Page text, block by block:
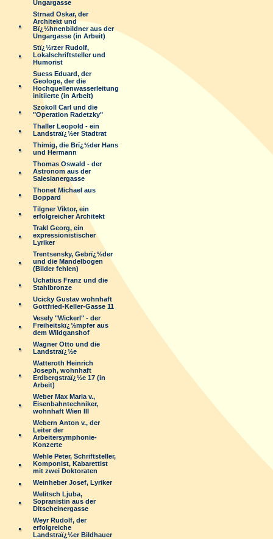
Ungargasse
Strnad Oskar, der
Architekt und
Bï¿½hnenbildner aus der
Ungargasse (in Arbeit)
Stï¿½rzer Rudolf,
Lokalschriftsteller und
Humorist
Suess Eduard, der
Geologe, der die
Hochquellenwasserleitung
initiierte (in Arbeit)
Szokoll Carl und die
"Operation Radetzky"
Thaller Leopold - ein
Landstraï¿½er Stadtrat
Thimig, die Brï¿½der Hans
und Hermann
Thomas Oswald - der
Astronom aus der
Salesianergasse
Thonet Michael aus
Boppard
Tilgner Viktor, ein
erfolgreicher Architekt
Trakl Georg, ein
expressionistischer
Lyriker
Trentsensky, Gebrï¿½der
und die Mandelbogen
(Bilder fehlen)
Uchatius Franz und die
Stahlbronze
Ucicky Gustav wohnhaft
Gottfried-Keller-Gasse 11
Vesely "Wickerl" - der
Freiheitskï¿½mpfer aus
dem Wildganshof
Wagner Otto und die
Landstraï¿½e
Watteroth Heinrich
Joseph, wohnhaft
Erdbergstraï¿½e 17 (in
Arbeit)
Weber Max Maria v.,
Eisenbahntechniker,
wohnhaft Wien III
Webern Anton v., der
Leiter der
Arbeitersymphonie-
Konzerte
Wehle Peter, Schriftsteller,
Komponist, Kabarettist
mit zwei Doktoraten
Weinheber Josef, Lyriker
Welitsch Ljuba,
Sopranistin aus der
Ditscheinergasse
Weyr Rudolf, der
erfolgreiche
Landstraï¿½er Bildhauer